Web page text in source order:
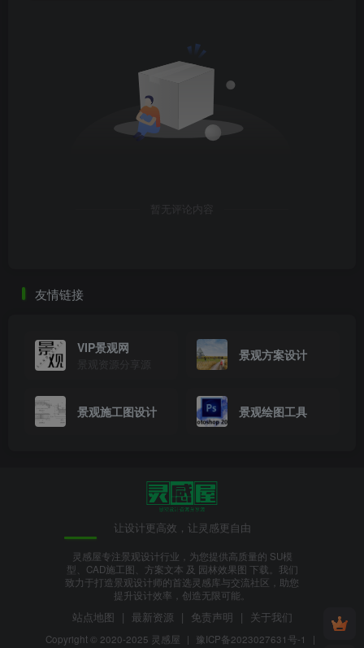
暂无评论内容
友情链接
VIP景观网
景观资源分享源
景观方案设计
景观施工图设计 景观绘图工具
让设计更高效，让灵感更自由
灵感屋专注景观设计行业，为您提供高质量的 SU模
型、CAD施工图、方案文本 及 园林效果图 下载。我们
致力于打造景观设计师的首选灵感库与交流社区，助您
提升设计效率，创造无限可能。
站点地图 | 最新资源 | 免责声明 | 关于我们
Copyright © 2020-2025 灵感屋 | 豫ICP备2023027631号-1
|